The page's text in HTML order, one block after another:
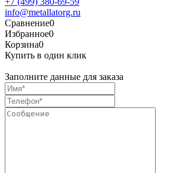
info@metallatorg.ru
Сравнение0
Избранное0
Корзина0
Купить в один клик
Заполните данные для заказа